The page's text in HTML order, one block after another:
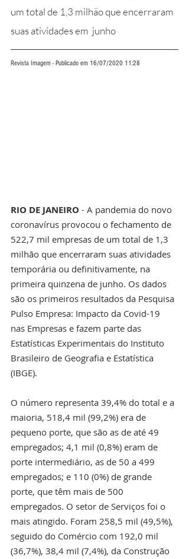
um total de 1,3 milhão que encerraram
suas atividades em  junho
Revista Imagem - Publicado em 16/07/2020 11:28
RIO DE JANEIRO - A pandemia do novo
coronavírus provocou o fechamento de
522,7 mil empresas de um total de 1,3
milhão que encerraram suas atividades
temporária ou definitivamente, na
primeira quinzena de junho. Os dados
são os primeiros resultados da Pesquisa
Pulso Empresa: Impacto da Covid-19
nas Empresas e fazem parte das
Estatísticas Experimentais do Instituto
Brasileiro de Geografia e Estatística
(IBGE).
O número representa 39,4% do total e a
maioria, 518,4 mil (99,2%) era de
pequeno porte, que são as de até 49
empregados; 4,1 mil (0,8%) eram de
porte intermediário, as de 50 a 499
empregados; e 110 (0%) de grande
porte, que têm mais de 500
empregados. O setor de Serviços foi o
mais atingido. Foram 258,5 mil (49,5%),
seguido do Comércio com 192,0 mil
(36,7%), 38,4 mil (7,4%), da Construção